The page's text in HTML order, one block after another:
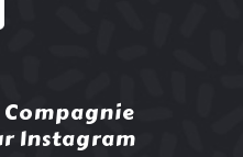
Instagram